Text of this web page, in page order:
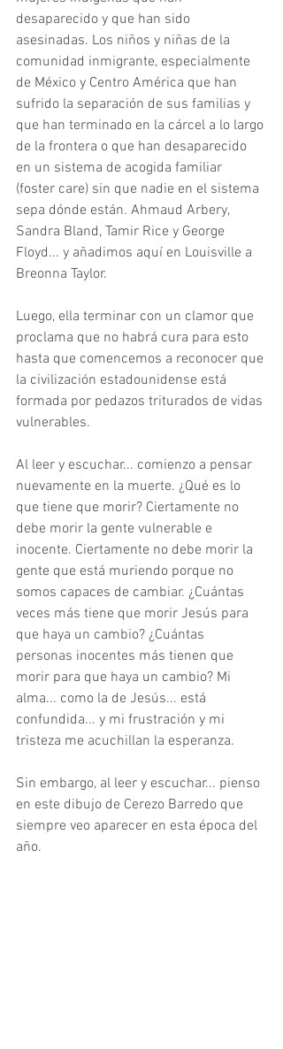
desaparecido y que han sido
asesinadas. Los niños y niñas de la
comunidad inmigrante, especialmente
de México y Centro América que han
sufrido la separación de sus familias y
que han terminado en la cárcel a lo largo
de la frontera o que han desaparecido
en un sistema de acogida familiar
(foster care) sin que nadie en el sistema
sepa dónde están. Ahmaud Arbery,
Sandra Bland, Tamir Rice y George
Floyd... y añadimos aquí en Louisville a
Breonna Taylor.
Luego, ella terminar con un clamor que
proclama que no habrá cura para esto
hasta que comencemos a reconocer que
la civilización estadounidense está
formada por pedazos triturados de vidas
vulnerables.
Al leer y escuchar... comienzo a pensar
nuevamente en la muerte. ¿Qué es lo
que tiene que morir? Ciertamente no
debe morir la gente vulnerable e
inocente. Ciertamente no debe morir la
gente que está muriendo porque no
somos capaces de cambiar. ¿Cuántas
veces más tiene que morir Jesús para
que haya un cambio? ¿Cuántas
personas inocentes más tienen que
morir para que haya un cambio? Mi
alma... como la de Jesús... está
confundida... y mi frustración y mi
tristeza me acuchillan la esperanza.
Sin embargo, al leer y escuchar... pienso
en este dibujo de Cerezo Barredo que
siempre veo aparecer en esta época del
año.